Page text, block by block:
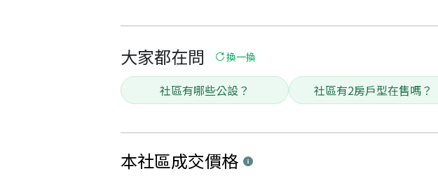
大家都在問 換一換
社區有哪些公設？ 社區有2房戶型在售嗎？
本社區成交價格